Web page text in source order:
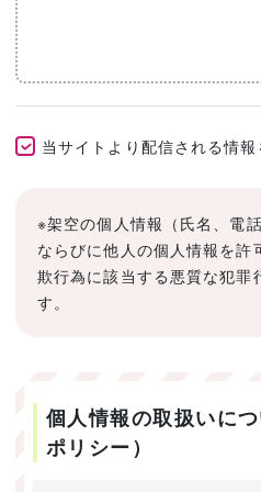
当サイトより配信される情
※架空の個人情報（氏名、電
ならびに他人の個人情報を
欺行為に該当する悪質な犯罪
す。
個人情報の取扱いに
ポリシー）